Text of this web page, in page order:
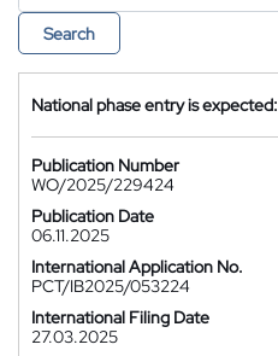
Search
National phase entry is expected:
Publication Number
WO/2025/229424
Publication Date
06.11.2025
International Application No.
PCT/IB2025/053224
International Filing Date
27.03.2025